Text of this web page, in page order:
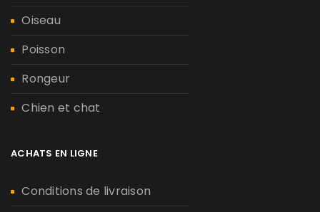
Oiseau
Poisson
Rongeur
Chien et chat
ACHATS EN LIGNE
Conditions de livraison